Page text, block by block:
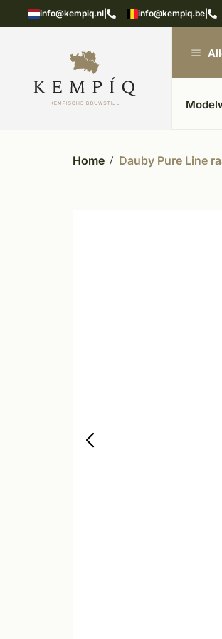
info@kempiq.nl info@kempiq.be
in Kesteren Unieke
Home Dauby Pure Line